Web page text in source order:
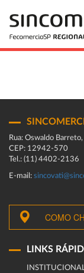
Rua: Oswaldo
CEP: 12942-570
Tel.: (11) 4402-2136
E-mail:
COMO
LINKS